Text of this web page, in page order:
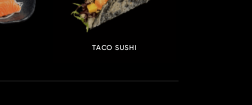
TACO SUSHI